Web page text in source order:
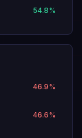
54.8%
46.9%
46.6%